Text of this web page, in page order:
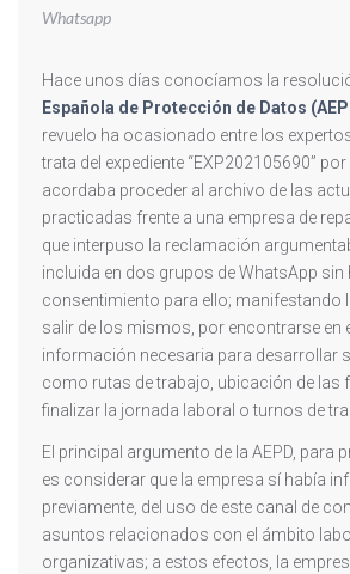
Whatsapp
Hace unos días conocíamos la
Española de Protección de Datos
revuelo ha ocasionado entre los
trata del expediente “EXP202105690” por
acordaba proceder al archivo de las
practicadas frente a una empresa de
que interpuso la reclamación
incluida en dos grupos de WhatsApp sin
consentimiento para ello; manifestando
salir de los mismos, por encontrarse en
información necesaria para desarrollar
como rutas de trabajo, ubicación de las
finalizar la jornada laboral o turnos de
El principal argumento de la AEPD, para
es considerar que la empresa sí había
previamente, del uso de este canal de
asuntos relacionados con el ámbito
organizativas; a estos efectos, la